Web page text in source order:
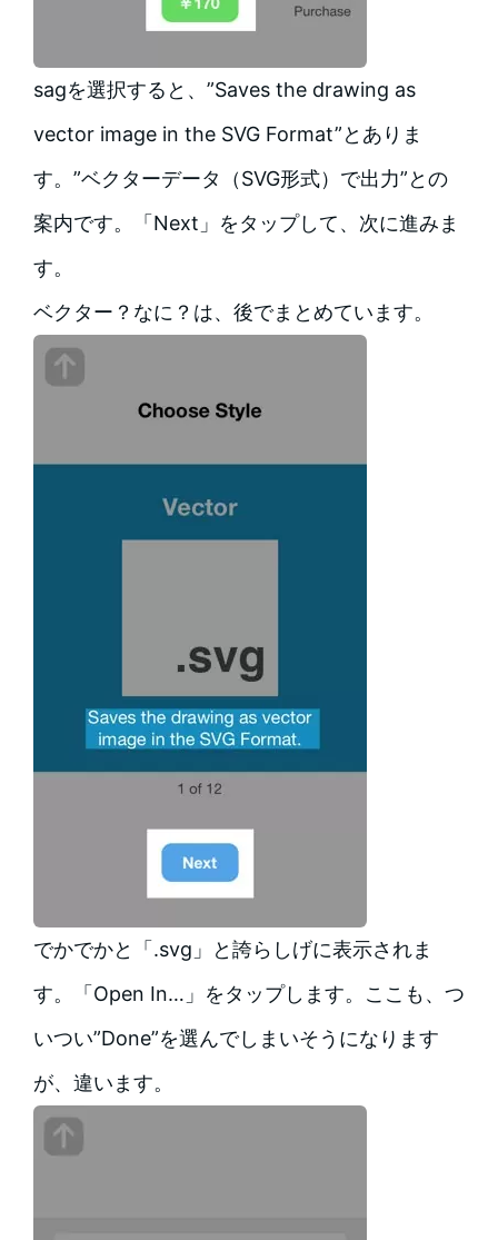
sagを選択すると、”Saves the drawing as
vector image in the SVG Format”とありま
す。”ベクターデータ（SVG形式）で出力”との
案内です。「Next」をタップして、次に進みま
す。
ベクター？なに？は、後でまとめています。
でかでかと「.svg」と誇らしげに表示されま
す。「Open In…」をタップします。ここも、つ
いつい”Done”を選んでしまいそうになります
が、違います。